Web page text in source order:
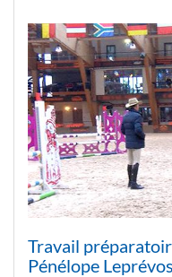
Travail
Pénélope